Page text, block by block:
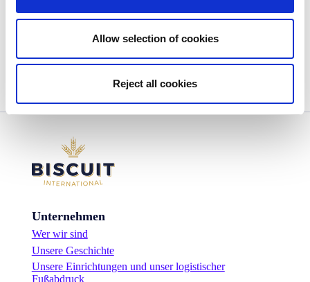
Allow selection of cookies
Reject all cookies
Publié le
20/11/2023
Chocolate Crisps...
View more
Unternehmen
Wer wir sind
Unsere Geschichte
Unsere Einrichtungen und unser logistischer
Fußabdruck